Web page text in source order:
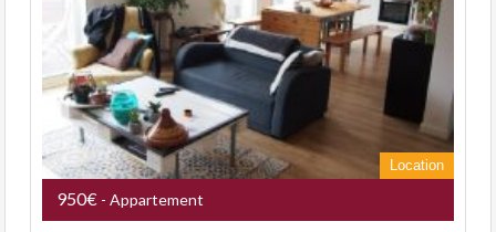
Location
950€ - Appartement